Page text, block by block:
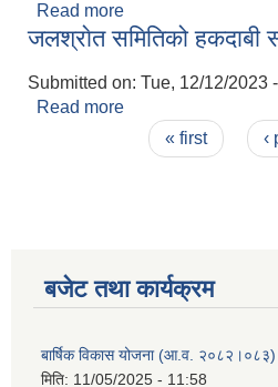
Read more
जलश्राेत समितिको हकदाबी
Submitted on: Tue, 12/12/2023
Read more
« first ‹
बजेट तथा कार्यक्रम
बार्षिक विकास योजना (आ.व. २०८२।०८३)
मिति: 11/05/2025 - 11:58